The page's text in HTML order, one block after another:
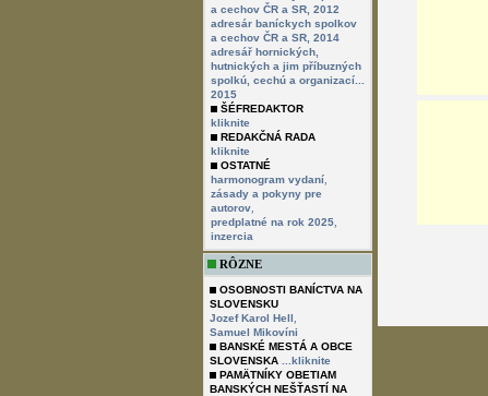
a cechov ČR a SR, 2012
adresár baníckych spolkov
a cechov ČR a SR, 2014
adresář hornických,
hutnických a jim příbuzných
spolkú, cechú a organizací...
2015
ŠÉFREDAKTOR
kliknite
REDAKČNÁ RADA
kliknite
OSTATNÉ
harmonogram vydaní,
zásady a pokyny pre
autorov,
predplatné na rok 2025,
inzercia
RÔZNE
OSOBNOSTI BANÍCTVA NA
SLOVENSKU
Jozef Karol Hell
Samuel Mikovíni
BANSKÉ MESTÁ A OBCE
SLOVENSKA
...kliknite
PAMÄTNÍKY OBETIAM
BANSKÝCH NEŠŤASTÍ NA